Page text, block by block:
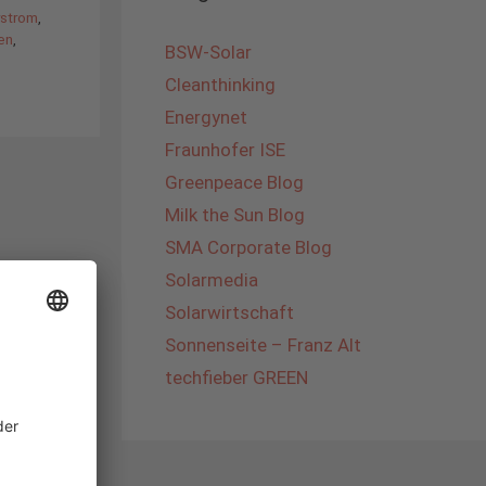
BSW-Solar
Cleanthinking
Energynet
Fraunhofer ISE
Greenpeace Blog
Milk the Sun Blog
SMA Corporate Blog
Solarmedia
Solarwirtschaft
Sonnenseite – Franz Alt
techfieber GREEN